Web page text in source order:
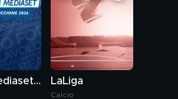
SportMediaset Live LaLiga
Calcio